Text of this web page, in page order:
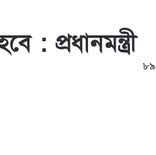
: প্রধানমন্ত্রী
৮৯